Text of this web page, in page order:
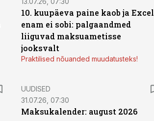
10. kuupäeva paine kaob ja Excel
enam ei sobi: palgaandmed
liiguvad maksuametisse
jooksvalt
Praktilised nõuanded muudatusteks!
UUDISED
31.07.26, 07:30
Maksukalender: august 2026